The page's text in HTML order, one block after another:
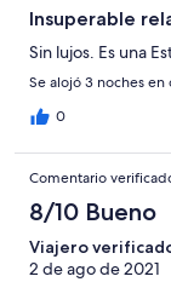
Insuperable
Sin lujos. Es una
Se alojó 3 noches
0
Comentario
8/10 Bueno
Viajero
2 de ago de 2021